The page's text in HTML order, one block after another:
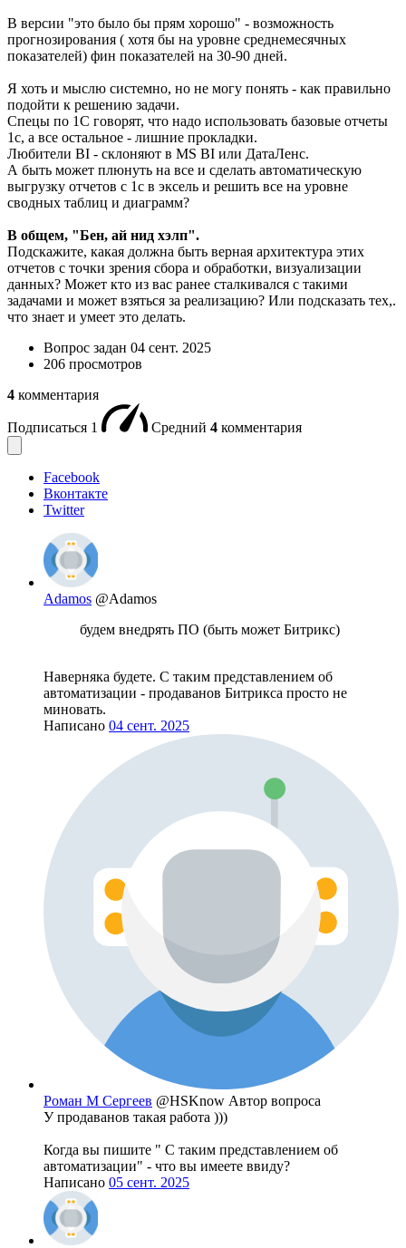
В версии "это было бы прям хорошо" - возможность
прогнозирования ( хотя бы на уровне среднемесячных
показателей) фин показателей на 30-90 дней.
Я хоть и мыслю системно, но не могу понять - как правильно
подойти к решению задачи.
Спецы по 1С говорят, что надо использовать базовые отчеты
1с, а все остальное - лишние прокладки.
Любители BI - склоняют в MS BI или ДатаЛенс.
А быть может плюнуть на все и сделать автоматическую
выгрузку отчетов с 1с в эксель и решить все на уровне
сводных таблиц и диаграмм?
В общем, "Бен, ай нид хэлп".
Подскажите, какая должна быть верная архитектура этих
отчетов с точки зрения сбора и обработки, визуализации
данных? Может кто из вас ранее сталкивался с такими
задачами и может взяться за реализацию? Или подсказать тех,.
что знает и умеет это делать.
Вопрос задан 04 сент. 2025
206 просмотров
4 комментария
Подписаться 1 Средний 4 комментария
Facebook
Вконтакте
Twitter
Adamos @Adamos
будем внедрять ПО (быть может Битрикс)
Наверняка будете. С таким представлением об
автоматизации - продаванов Битрикса просто не
миновать.
Написано 04 сент. 2025
Роман М Сергеев @HSKnow Автор вопроса
У продаванов такая работа )))
Когда вы пишите " С таким представлением об
автоматизации" - что вы имеете ввиду?
Написано 05 сент. 2025